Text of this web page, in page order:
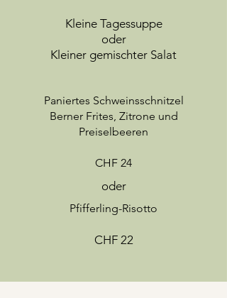
Kleine Tagessuppe
oder
Kleiner gemischter Salat
Paniertes Schweinsschnitzel
Berner Frites, Zitrone und
Preiselbeeren
CHF 24
oder
Pfifferling-Risotto
CHF 22